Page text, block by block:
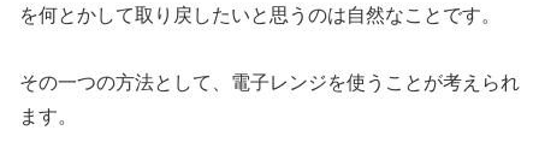
を何とかして取り戻したいと思うのは自然なことです。
その一つの方法として、電子レンジを使うことが考えられ
ます。